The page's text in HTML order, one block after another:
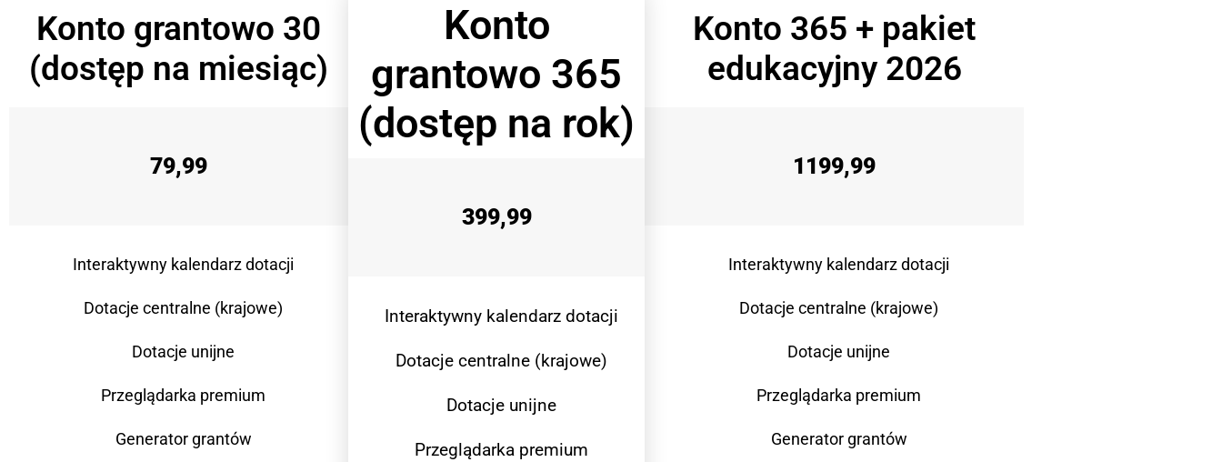
Konto grantowo 30
(dostęp na miesiąc)
79,99
Interaktywny kalendarz dotacji
Dotacje centralne (krajowe)
Dotacje unijne
Przeglądarka premium
Generator grantów
Konto
grantowo 365
(dostęp na rok)
399,99
Interaktywny kalendarz dotacji
Dotacje centralne (krajowe)
Dotacje unijne
Przeglądarka premium
Konto 365 + pakiet
edukacyjny 2026
1199,99
Interaktywny kalendarz dotacji
Dotacje centralne (krajowe)
Dotacje unijne
Przeglądarka premium
Generator grantów